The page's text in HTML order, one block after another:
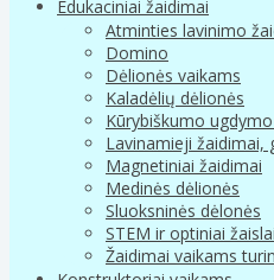
Edukaciniai žaidimai
Atminties lavinimo
Domino
Dėlionės vaikams
Kaladėlių dėlionės
Kūrybiškumo
Lavinamieji žaidimai,
Magnetiniai žaidimai
Medinės dėlionės
Sluoksninės dėlonės
STEM ir optiniai žaislai
Žaidimai vaikams